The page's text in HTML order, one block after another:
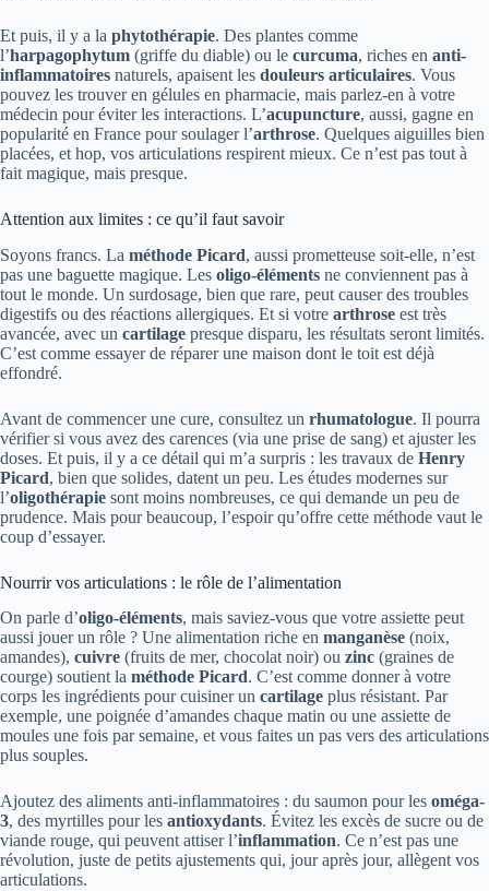
Et puis, il y a la phytothérapie. Des plantes comme
l’harpagophytum (griffe du diable) ou le curcuma, riches en anti-
inflammatoires naturels, apaisent les douleurs articulaires. Vous
pouvez les trouver en gélules en pharmacie, mais parlez-en à votre
médecin pour éviter les interactions. L’acupuncture, aussi, gagne en
popularité en France pour soulager l’arthrose. Quelques aiguilles bien
placées, et hop, vos articulations respirent mieux. Ce n’est pas tout à
fait magique, mais presque.
Attention aux limites : ce qu’il faut savoir
Soyons francs. La méthode Picard, aussi prometteuse soit-elle, n’est
pas une baguette magique. Les oligo-éléments ne conviennent pas à
tout le monde. Un surdosage, bien que rare, peut causer des troubles
digestifs ou des réactions allergiques. Et si votre arthrose est très
avancée, avec un cartilage presque disparu, les résultats seront limités.
C’est comme essayer de réparer une maison dont le toit est déjà
effondré.
Avant de commencer une cure, consultez un rhumatologue. Il pourra
vérifier si vous avez des carences (via une prise de sang) et ajuster les
doses. Et puis, il y a ce détail qui m’a surpris : les travaux de Henry
Picard, bien que solides, datent un peu. Les études modernes sur
l’oligothérapie sont moins nombreuses, ce qui demande un peu de
prudence. Mais pour beaucoup, l’espoir qu’offre cette méthode vaut le
coup d’essayer.
Nourrir vos articulations : le rôle de l’alimentation
On parle d’oligo-éléments, mais saviez-vous que votre assiette peut
aussi jouer un rôle ? Une alimentation riche en manganèse (noix,
amandes), cuivre (fruits de mer, chocolat noir) ou zinc (graines de
courge) soutient la méthode Picard. C’est comme donner à votre
corps les ingrédients pour cuisiner un cartilage plus résistant. Par
exemple, une poignée d’amandes chaque matin ou une assiette de
moules une fois par semaine, et vous faites un pas vers des articulations
plus souples.
Ajoutez des aliments anti-inflammatoires : du saumon pour les oméga-
3, des myrtilles pour les antioxydants. Évitez les excès de sucre ou de
viande rouge, qui peuvent attiser l’inflammation. Ce n’est pas une
révolution, juste de petits ajustements qui, jour après jour, allègent vos
articulations.